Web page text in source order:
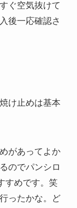
ぐ空気抜けて
後一応確認さ
け止めは基本
があってよか
のでパンシロ
すめです。笑
ったかな。ど